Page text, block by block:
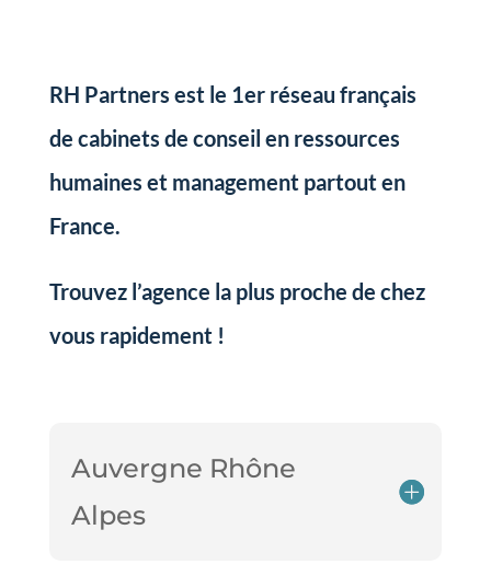
RH Partners est le 1er réseau français
de cabinets de conseil en ressources
humaines et management partout en
France.
Trouvez l’agence la plus proche de chez
vous rapidement !
Auvergne Rhône
Alpes